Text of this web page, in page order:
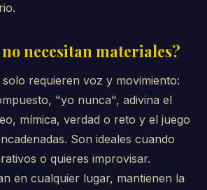
necesitan materiales?
requieren voz y movimiento:
"yo nunca", adivina el
mímica, verdad o reto y el juego
Son ideales cuando
o quieres improvisar.
en cualquier lugar, mantienen la